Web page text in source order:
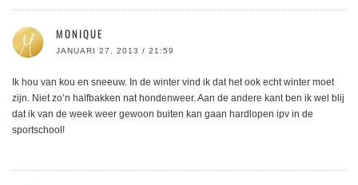
MONIQUE
JANUARI 27, 2013 / 21:59
Ik hou van kou en sneeuw. In de winter vind ik dat het ook echt winter moet
zijn. Niet zo’n halfbakken nat hondenweer. Aan de andere kant ben ik wel blij
dat ik van de week weer gewoon buiten kan gaan hardlopen ipv in de
sportschool!